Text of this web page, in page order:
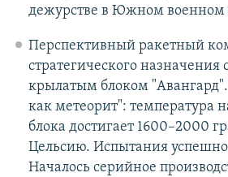
дежурстве в Южном военном
Перспективный ракетный
стратегического
крылатым блоком
как метеорит": температура
блока достигает 1600–2000
Цельсию. Испытания
Началось серийное